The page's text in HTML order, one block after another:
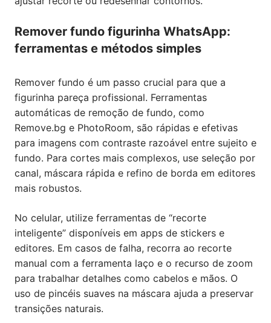
Remover fundo figurinha WhatsApp:
ferramentas e métodos simples
Remover fundo é um passo crucial para que a
figurinha pareça profissional. Ferramentas
automáticas de remoção de fundo, como
Remove.bg e PhotoRoom, são rápidas e efetivas
para imagens com contraste razoável entre sujeito e
fundo. Para cortes mais complexos, use seleção por
canal, máscara rápida e refino de borda em editores
mais robustos.
No celular, utilize ferramentas de “recorte
inteligente” disponíveis em apps de stickers e
editores. Em casos de falha, recorra ao recorte
manual com a ferramenta laço e o recurso de zoom
para trabalhar detalhes como cabelos e mãos. O
uso de pincéis suaves na máscara ajuda a preservar
transições naturais.